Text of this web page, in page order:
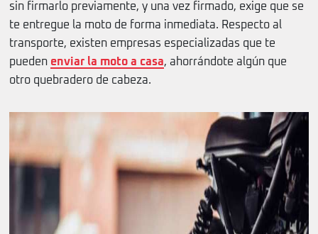
sin firmarlo previamente, y una vez firmado, exige que se
te entregue la moto de forma inmediata. Respecto al
transporte, existen empresas especializadas que te
pueden enviar la moto a casa, ahorrándote algún que
otro quebradero de cabeza.